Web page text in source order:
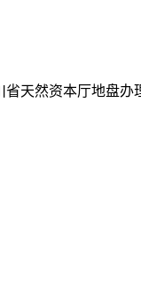
省天然资本厅地盘